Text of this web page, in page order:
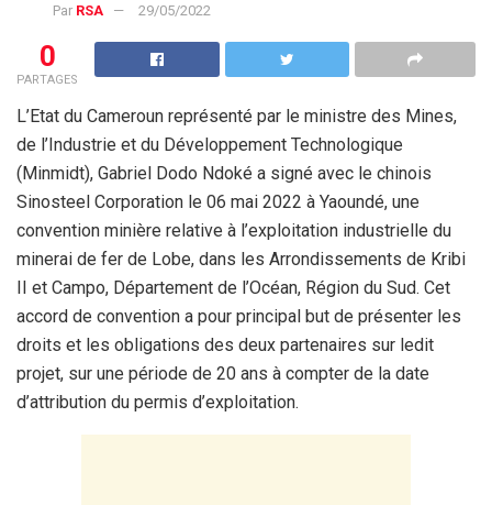
Par RSA 29/05/2022
0
PARTAGES
L’Etat du Cameroun représenté par le ministre des Mines,
de l’Industrie et du Développement Technologique
(Minmidt), Gabriel Dodo Ndoké a signé avec le chinois
Sinosteel Corporation le 06 mai 2022 à Yaoundé, une
convention minière relative à l’exploitation industrielle du
minerai de fer de Lobe, dans les Arrondissements de Kribi
II et Campo, Département de l’Océan, Région du Sud. Cet
accord de convention a pour principal but de présenter les
droits et les obligations des deux partenaires sur ledit
projet, sur une période de 20 ans à compter de la date
d’attribution du permis d’exploitation.